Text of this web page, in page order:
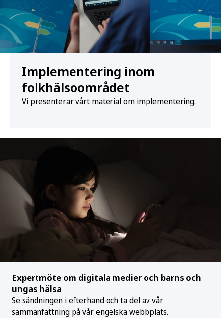
Implementering inom
folkhälsoområdet
Vi presenterar vårt material om implementering.
Expertmöte om digitala medier och barns och
ungas hälsa
Se sändningen i efterhand och ta del av vår
sammanfattning på vår engelska webbplats.